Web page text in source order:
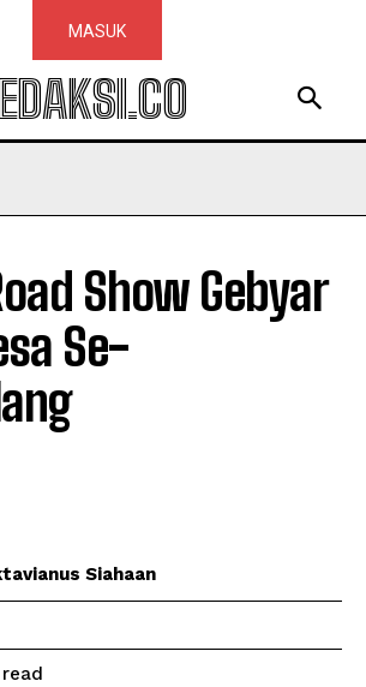
MASUK
Show Gebyar
Se-
Siahaan
read